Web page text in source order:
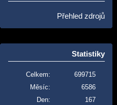
Přehled zdrojů
Statistiky
Celkem:
699715
Měsíc:
6586
Den:
167